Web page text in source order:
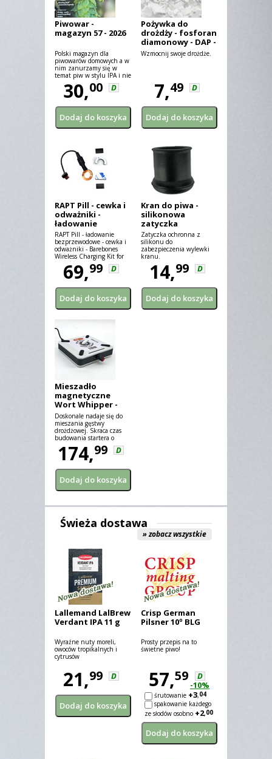
Piwowar -
magazyn 57 - 2026
Polski magazyn dla
piwowarów domowych a w
nim zanurzamy się w
temat piw w stylu IPA i nie
30,00 D
Pożywka do
drożdży - fosforan
diamonowy - DAP -
20 g
Wzmocnij swoje drożdże.
7,49 D
RAPT Pill - cewka i
odważniki -
ładowanie
bezprzewodowe
RAPT Pill - ładowanie
bezprzewodowe - cewka i
odważniki - Barebones
Wireless Charging Kit for
RAPT Pill Hydrometer -
Coil and Weights only.
69,99 D
Kran do piwa -
silikonowa
zatyczka
ochronna
Zatyczka ochronna z
silikonu do
zabezpieczenia wylewki
kranu.
14,99 D
Mieszadło
magnetyczne
Wort Whipper -
Super Compact
Magnetic Stirrer
Doskonale nadaje się do
mieszania gęstwy
drożdżowej. Skraca czas
budowania startera o
minimum 1/3.
174,99 D
Świeża dostawa
» zobacz wszystkie
Lallemand LalBrew
Verdant IPA 11 g
Wyraźne nuty moreli,
owoców tropikalnych i
cytrusów
21,99 D
Crisp German
Pilsner 10º BLG
Prosty przepis na to
świetne piwo!
57,59
D
-10%
śrutowanie +3,04
spakowanie każdego
ze słodów osobno +2,00